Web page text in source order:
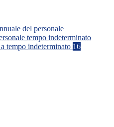
del personale
tempo indeterminato
tempo indeterminato 16